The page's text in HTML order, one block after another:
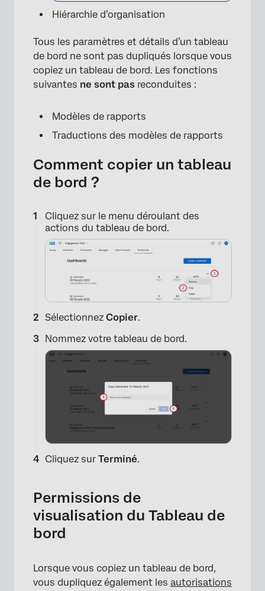
Hiérarchie d’organisation
Tous les paramètres et détails d’un tableau
de bord ne sont pas dupliqués lorsque vous
copiez un tableau de bord. Les fonctions
suivantes ne sont pas reconduites :
Modèles de rapports
Traductions des modèles de rapports
Comment copier un tableau
de bord ?
Cliquez sur le menu déroulant des
actions du tableau de bord.
Sélectionnez Copier.
Nommez votre tableau de bord.
Cliquez sur Terminé.
Permissions de
visualisation du Tableau de
bord
Lorsque vous copiez un tableau de bord,
vous dupliquez également les autorisations